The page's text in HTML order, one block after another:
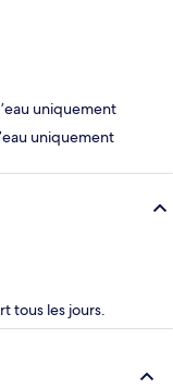
uniquement
uniquement
tous les jours.